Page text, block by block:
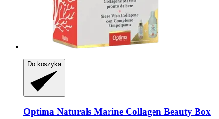
Do koszyka
Optima Naturals Marine Collagen Beauty Box